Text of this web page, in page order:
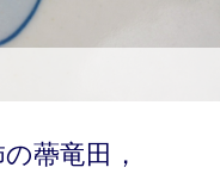
蔕竜田，